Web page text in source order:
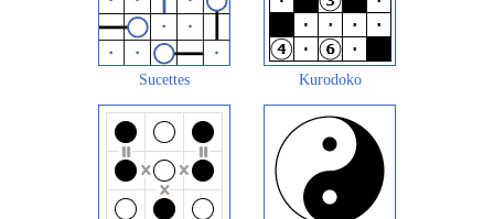
Sucettes Kurodoko